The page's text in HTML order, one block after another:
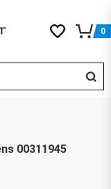
0
00311945